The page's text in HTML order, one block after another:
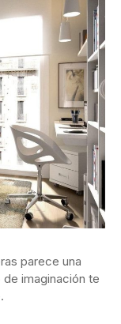
parece una
imaginación te